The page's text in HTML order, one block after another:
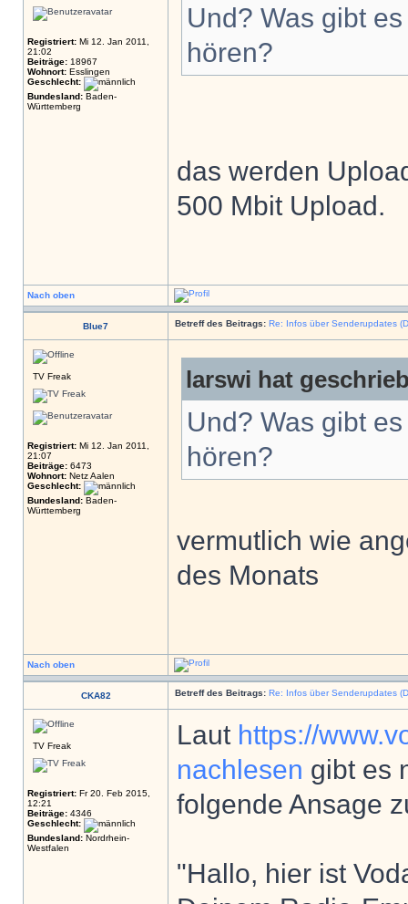
Registriert: Mi 12. Jan 2011,
21:02
Beiträge: 18967
Wohnort: Esslingen
Geschlecht:
Bundesland: Baden-
Württemberg
Und? Was gibt
hören?
das werden
500 Mbit Upload.
Nach oben
Blue7 Betreff des Beitrags: Re: Infos über Senderupdates
TV Freak
Registriert: Mi 12. Jan 2011,
21:07
Beiträge: 6473
Wohnort: Netz Aalen
Geschlecht:
Bundesland: Baden-
Württemberg
larswi hat
Und? Was gibt
hören?
vermutlich wie
des Monats
Nach oben
CKA82 Betreff des Beitrags: Re: Infos über Senderupdates
TV Freak
Registriert: Fr 20. Feb 2015,
12:21
Beiträge: 4346
Geschlecht:
Bundesland: Nordrhein-
Westfalen
Laut https://
nachlesen gibt es
folgende Ansage
"Hallo, hier ist